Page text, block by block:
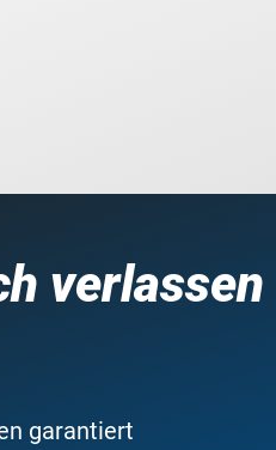
verlassen
garantiert